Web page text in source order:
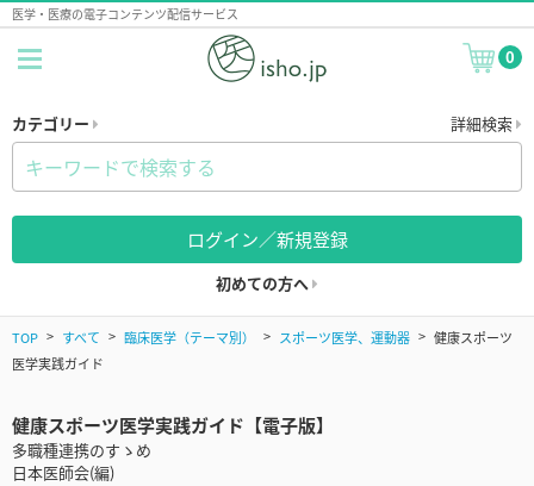
医学・医療の電子コンテンツ配信サービス
0
カテゴリー 詳細検索
ログイン／新規登録
初めての方へ
TOP すべて 臨床医学（テーマ別） スポーツ医学、運動器
健康スポーツ
医学実践ガイド
健康スポーツ医学実践ガイド【電子版】
多職種連携のすゝめ
日本医師会(編)